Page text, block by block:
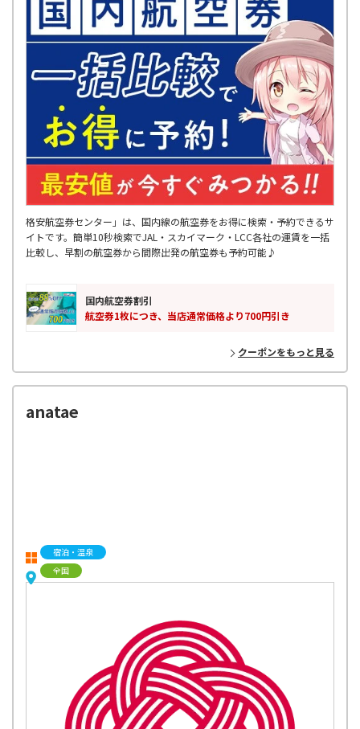
格安航空券センター」は、国内線の航空券をお得に検索・予約できるサ
イトです。簡単10秒検索でJAL・スカイマーク・LCC各社の運賃を一括
比較し、早割の航空券から間際出発の航空券も予約可能♪
国内航空券割引
航空券1枚につき、当店通常価格より700円引き
クーポンをもっと見る
anatae
宿泊・温泉
全国